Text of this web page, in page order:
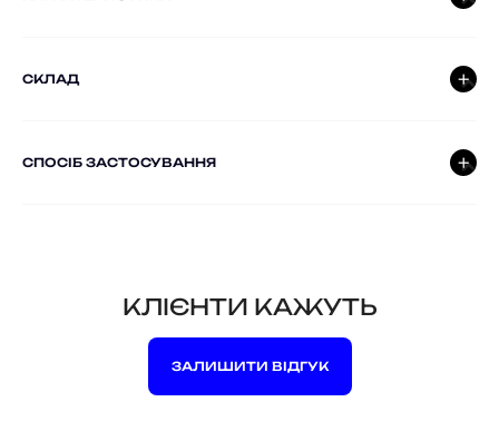
СКЛАД
СПОСІБ ЗАСТОСУВАННЯ
КЛІЄНТИ КАЖУТЬ
ЗАЛИШИТИ ВІДГУК